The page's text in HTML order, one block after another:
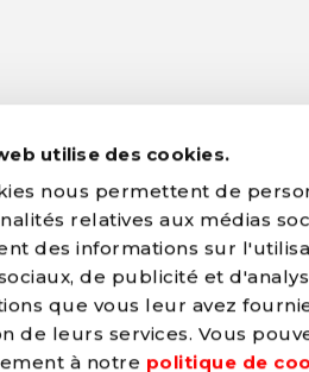
utilise des cookies.
nous permettent de
relatives aux médias
des informations sur
de publicité et
que vous leur avez
de leurs services. Vous
à notre politique de
Confidentialité
est membre du Parti Socialiste
of principles